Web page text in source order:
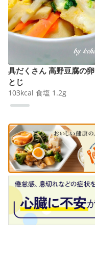
具だくさん 高野豆腐の卵
とじ
103kcal 食塩 1.2g